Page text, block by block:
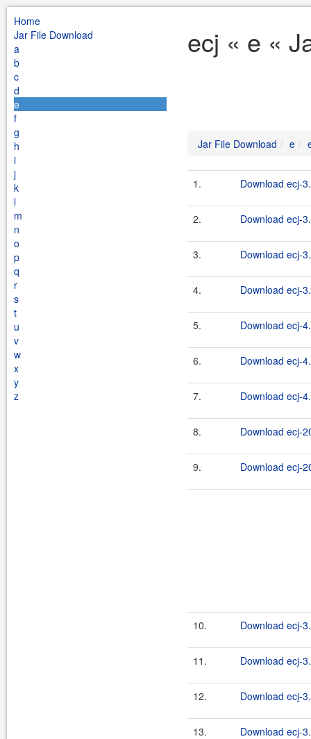
Home
Jar File Download
a
b
c
d
e
f
g
h
i
j
k
l
m
n
o
p
q
r
s
t
u
v
w
x
y
z
ecj « e «
Jar File Download e
1. Download ecj-
2. Download ecj-
3. Download ecj-
4. Download ecj-
5. Download ecj-
6. Download ecj-
7. Download ecj-
8. Download ecj-
9. Download ecj-
10. Download ecj-
11. Download ecj-
12. Download ecj-
13. Download ecj-